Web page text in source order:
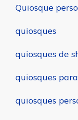
Quiosque
quiosques
quiosques de
quiosques
quiosques